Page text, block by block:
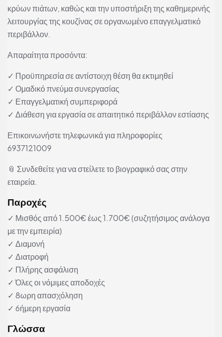
κρύων πιάτων, καθώς και την υποστήριξη της καθημερινής
λειτουργίας της κουζίνας σε οργανωμένο επαγγελματικό
περιβάλλον.
Απαραίτητα προσόντα:
✓ Προϋπηρεσία σε αντίστοιχη θέση θα εκτιμηθεί
✓ Ομαδικό πνεύμα συνεργασίας
✓ Επαγγελματική συμπεριφορά
✓ Διάθεση για εργασία σε απαιτητικό περιβάλλον εστίασης
Επικοινωνήστε τηλεφωνικά για πληροφορίες
6937121009
📎 Συνδεθείτε για να στείλετε το βιογραφικό σας στην
εταιρεία.
Παροχές
✓ Μισθός από 1.500€ έως 1.700€ (συζητήσιμος ανάλογα
με την εμπειρία)
✓ Διαμονή
✓ Διατροφή
✓ Πλήρης ασφάλιση
✓ Όλες οι νόμιμες αποδοχές
✓ 8ωρη απασχόληση
✓ 6ήμερη εργασία
Γλώσσα